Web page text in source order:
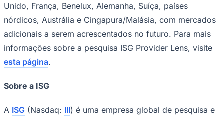
Unido, França, Benelux, Alemanha, Suíça, países
nórdicos, Austrália e Cingapura/Malásia, com mercados
adicionais a serem acrescentados no futuro. Para mais
informações sobre a pesquisa ISG Provider Lens, visite
esta página.
Sobre a ISG
A ISG (Nasdaq: III) é uma empresa global de pesquisa e